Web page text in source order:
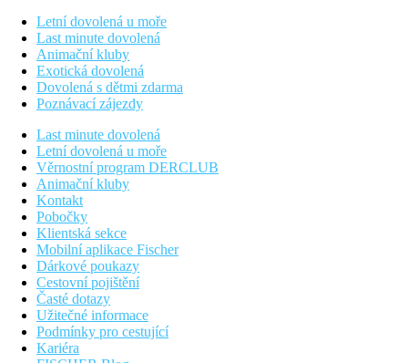
Letní dovolená u moře
Last minute dovolená
Animační kluby
Exotická dovolená
Dovolená s dětmi zdarma
Poznávací zájezdy
Last minute dovolená
Letní dovolená u moře
Věrnostní program DERCLUB
Animační kluby
Kontakt
Pobočky
Klientská sekce
Mobilní aplikace Fischer
Dárkové poukazy
Cestovní pojištění
Časté dotazy
Užitečné informace
Podmínky pro cestující
Kariéra